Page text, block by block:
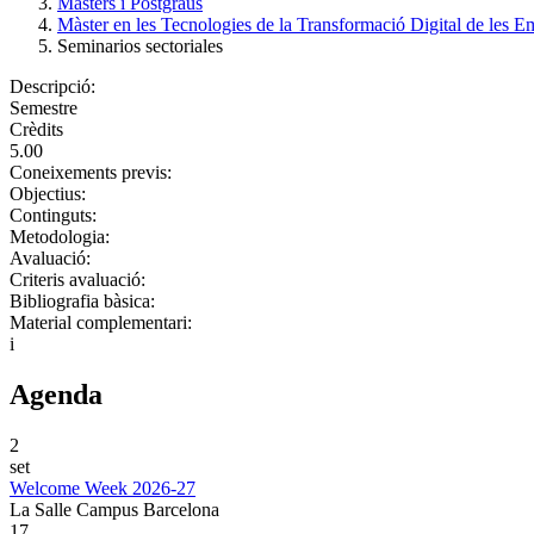
Màster en les Tecnologies de la Transformació Digital de les
Seminarios sectoriales
Descripció:
Semestre
Crèdits
5.00
Coneixements previs:
Objectius:
Continguts:
Metodologia:
Avaluació:
Criteris avaluació:
Bibliografia bàsica:
Material complementari:
i
Agenda
2
set
Welcome Week 2026-27
La Salle Campus Barcelona